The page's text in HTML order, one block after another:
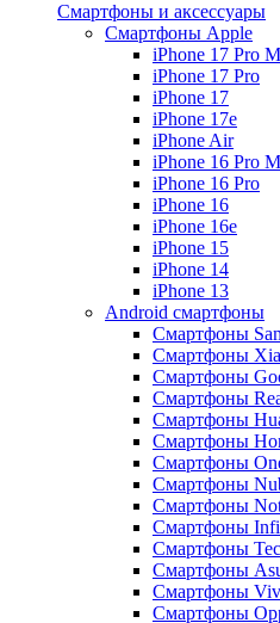
Смартфоны и аксессуары
Смартфоны Apple
iPhone 17 Pro
iPhone 17 Pro
iPhone 17
iPhone 17e
iPhone Air
iPhone 16 Pro
iPhone 16 Pro
iPhone 16
iPhone 16e
iPhone 15
iPhone 14
iPhone 13
Android cмартфоны
Смартфоны
Смартфоны
Смартфоны
Смартфоны
Смартфоны
Смартфоны
Смартфоны
Смартфоны
Смартфоны
Смартфоны
Смартфоны
Смартфоны
Смартфоны
Смартфоны